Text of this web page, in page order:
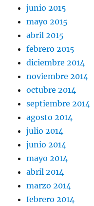
junio 2015
mayo 2015
abril 2015
febrero 2015
diciembre 2014
noviembre 2014
octubre 2014
septiembre 2014
agosto 2014
julio 2014
junio 2014
mayo 2014
abril 2014
marzo 2014
febrero 2014